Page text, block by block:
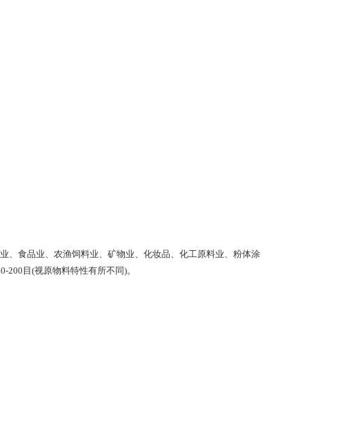
、食品业、农渔饲料业、矿物业、化妆品、化工原料业、粉体涂
目(视原物料特性有所不同)。